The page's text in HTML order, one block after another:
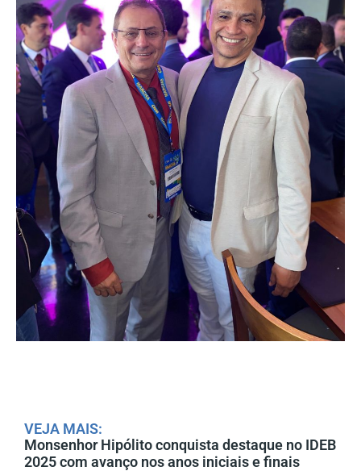
VEJA MAIS:
Monsenhor Hipólito conquista destaque no IDEB
2025 com avanço nos anos iniciais e finais